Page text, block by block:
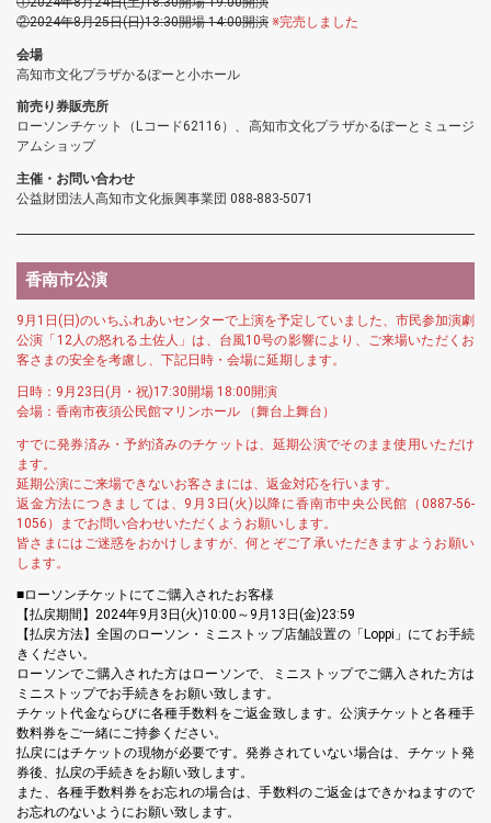
②2024年8月25日(日)13:30開場 14:00開演 ※完売しました
会場
高知市文化プラザかるぽーと小ホール
前売り券販売所
ローソンチケット（Lコード62116）、高知市文化プラザかるぽーとミュージ
アムショップ
主催・お問い合わせ
公益財団法人高知市文化振興事業団 088-883-5071
香南市公演
9月1日(日)のいちふれあいセンターで上演を予定していました、市民参加演劇
公演「12人の怒れる土佐人」は、台風10号の影響により、ご来場いただくお
客さまの安全を考慮し、下記日時・会場に延期します。
日時：9月23日(月・祝)17:30開場 18:00開演
会場：香南市夜須公民館マリンホール （舞台上舞台）
すでに発券済み・予約済みのチケットは、延期公演でそのまま使用いただけ
ます。
延期公演にご来場できないお客さまには、返金対応を行います。
返金方法につきましては、9月3日(火)以降に香南市中央公民館（0887-56-
1056）までお問い合わせいただくようお願いします。
皆さまにはご迷惑をおかけしますが、何とぞご了承いただきますようお願い
します。
■ローソンチケットにてご購入されたお客様
【払戻期間】2024年9月3日(火)10:00～9月13日(金)23:59
【払戻方法】全国のローソン・ミニストップ店舗設置の「Loppi」にてお手続
きください。
ローソンでご購入された方はローソンで、ミニストップでご購入された方は
ミニストップでお手続きをお願い致します。
チケット代金ならびに各種手数料をご返金致します。公演チケットと各種手
数料券をご一緒にご持参ください。
払戻にはチケットの現物が必要です。発券されていない場合は、チケット発
券後、払戻の手続きをお願い致します。
また、各種手数料券をお忘れの場合は、手数料のご返金はできかねますので
お忘れのないようにお願い致します。